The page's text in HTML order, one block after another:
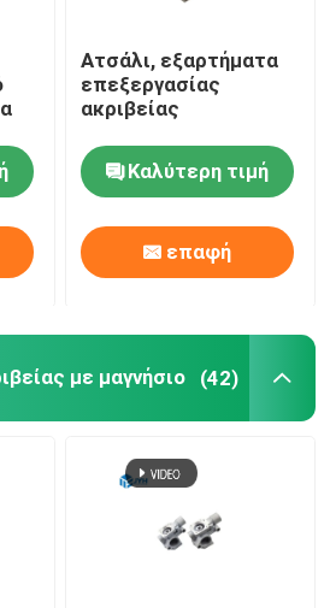
αλουμινίου
επιφανειών
συναρμολόγησης
Ατσάλι, εξαρτήματα
επεξεργασίας
ακριβείας
Καλύτερη τιμή
επαφή
με μαγνήσιο (42)